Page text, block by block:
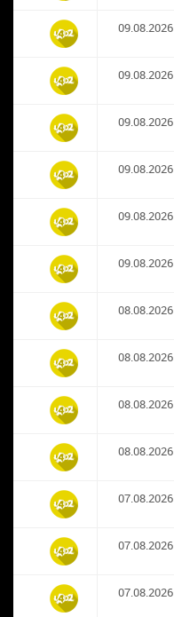
09.08.2026
09.08.2026
09.08.2026
09.08.2026
09.08.2026
09.08.2026
08.08.2026
08.08.2026
08.08.2026
08.08.2026
07.08.2026
07.08.2026
07.08.2026